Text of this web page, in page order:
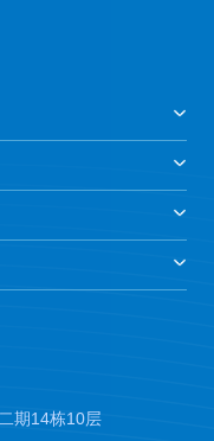
期14栋10层